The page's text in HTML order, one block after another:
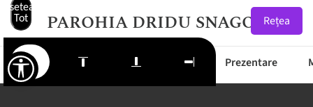
PAROHIA DRIDU SNAGOVRețea
Starea Drumurilor Prima Pagină Prezentare
Tot